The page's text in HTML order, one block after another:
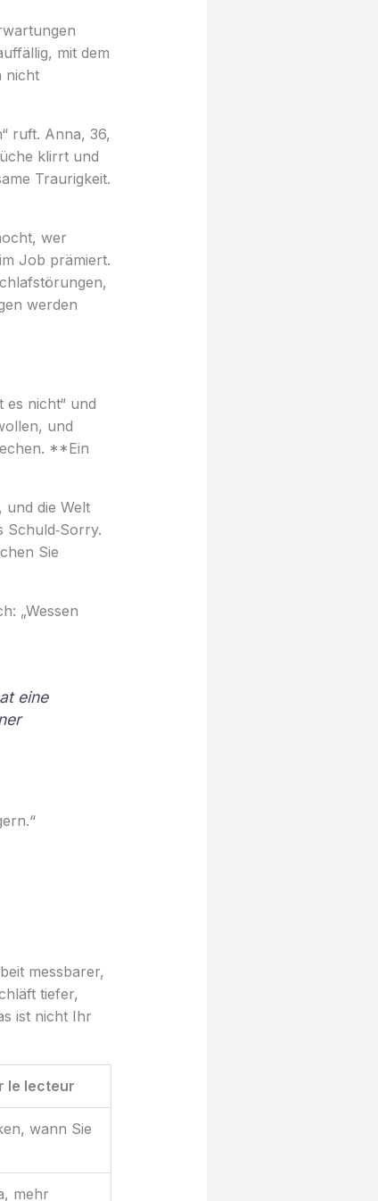
mit dem
nicht
ruft. Anna, 36,
klirrt und
Traurigkeit.
wer
Job prämiert.
werden
es nicht“ und
und
**Ein
und die Welt
Schuld‑Sorry.
Sie
„Wessen
eine
messbarer,
tiefer,
ist nicht Ihr
le lecteur
wann Sie
mehr